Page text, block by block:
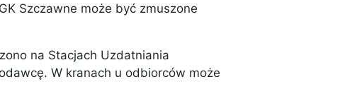
Szczawne może być zmuszone
na Stacjach Uzdatniania
W kranach u odbiorców może